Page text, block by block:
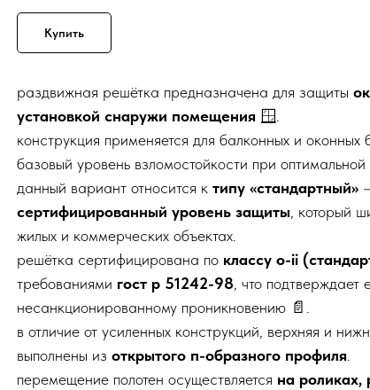
Купить
раздвижная решётка предназначена для защиты
установкой снаружи помещения 🪟.
конструкция применяется для балконных и оконных
базовый уровень взломостойкости при оптимальной
данный вариант относится к типу «стандартный»
сертифицированный уровень защиты, который
жилых и коммерческих объектах.
решётка сертифицирована по классу о-ii
требованиями гост р 51242-98, что подтверждает
несанкционированному проникновению 📄.
в отличие от усиленных конструкций, верхняя и
выполнены из открытого п-образного профиля.
перемещение полотен осуществляется на